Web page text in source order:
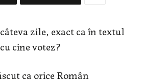
zile, exact ca în textul
cine votez?
ca orice Român